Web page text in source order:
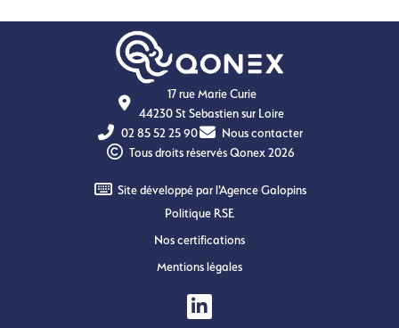
17 rue Marie Curie
44230 St Sebastien sur Loire
02 85 52 25 90
Nous contacter
Tous droits réservés Qonex 2026
Site développé par l'Agence Galopins
Politique RSE
Nos certifications
Mentions légales